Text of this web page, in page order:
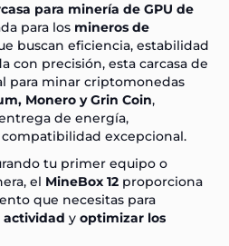
para minería de GPU de
para los mineros de
buscan eficiencia, estabilidad
con precisión, esta carcasa de
para minar criptomonedas
Monero y Grin Coin,
de energía,
excepcional.
tu primer equipo o
el MineBox 12 proporciona
que necesitas para
actividad y optimizar los